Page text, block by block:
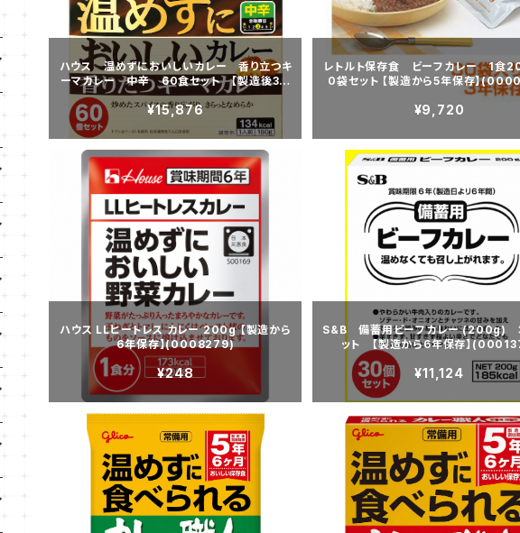
ハウス 温めずにおいしいカレー 香り立つキ
ーマカレー 中辛 60食セット 【製造後3年
保存】(0027395)
¥15,876
レトルト保存食 ビーフカレー 1食
0袋セット 【製造から5年保存】
¥9,720
ハウス LLヒートレス カレー 200g 【製造から
6年保存】(0008279)
¥248
S&B 備蓄用ビーフカレー (200g)
ット 【製造から6年保存】
¥11,124